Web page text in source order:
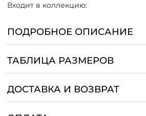
Входит в коллекцию:
ПОДРОБНОЕ ОПИСАНИЕ
ТАБЛИЦА РАЗМЕРОВ
ДОСТАВКА И ВОЗВРАТ